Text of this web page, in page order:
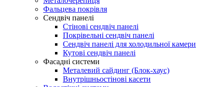
Фальцева покрівля
Сендвіч панелі
Стінові сендвіч панелі
Покрівельні сендвіч панелі
Сендвіч панелі для холодильної камери
Кутові сендвіч панелі
Фасадні системи
Металевий сайдинг (Блок-хаус)
Внутрішньостінові касети